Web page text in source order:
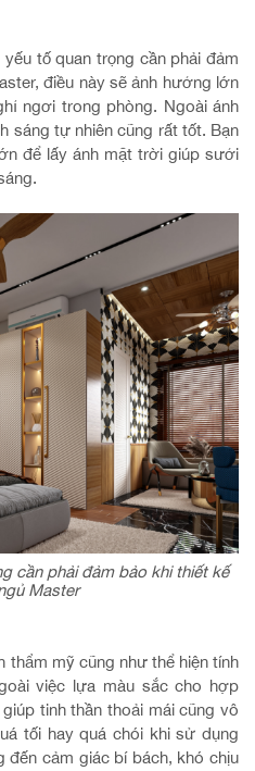
tố quan trọng cần phải đảm
điều này sẽ ảnh hưởng lớn
ngơi trong phòng. Ngoài ánh
sáng tự nhiên cũng rất tốt. Bạn
để lấy ánh mặt trời giúp sưởi
cần phải đảm bảo khi thiết kế
Master
thẩm mỹ cũng như thể hiện tính
việc lựa màu sắc cho hợp
tinh thần thoải mái cũng vô
tối hay quá chói khi sử dụng
đến cảm giác bí bách, khó chịu